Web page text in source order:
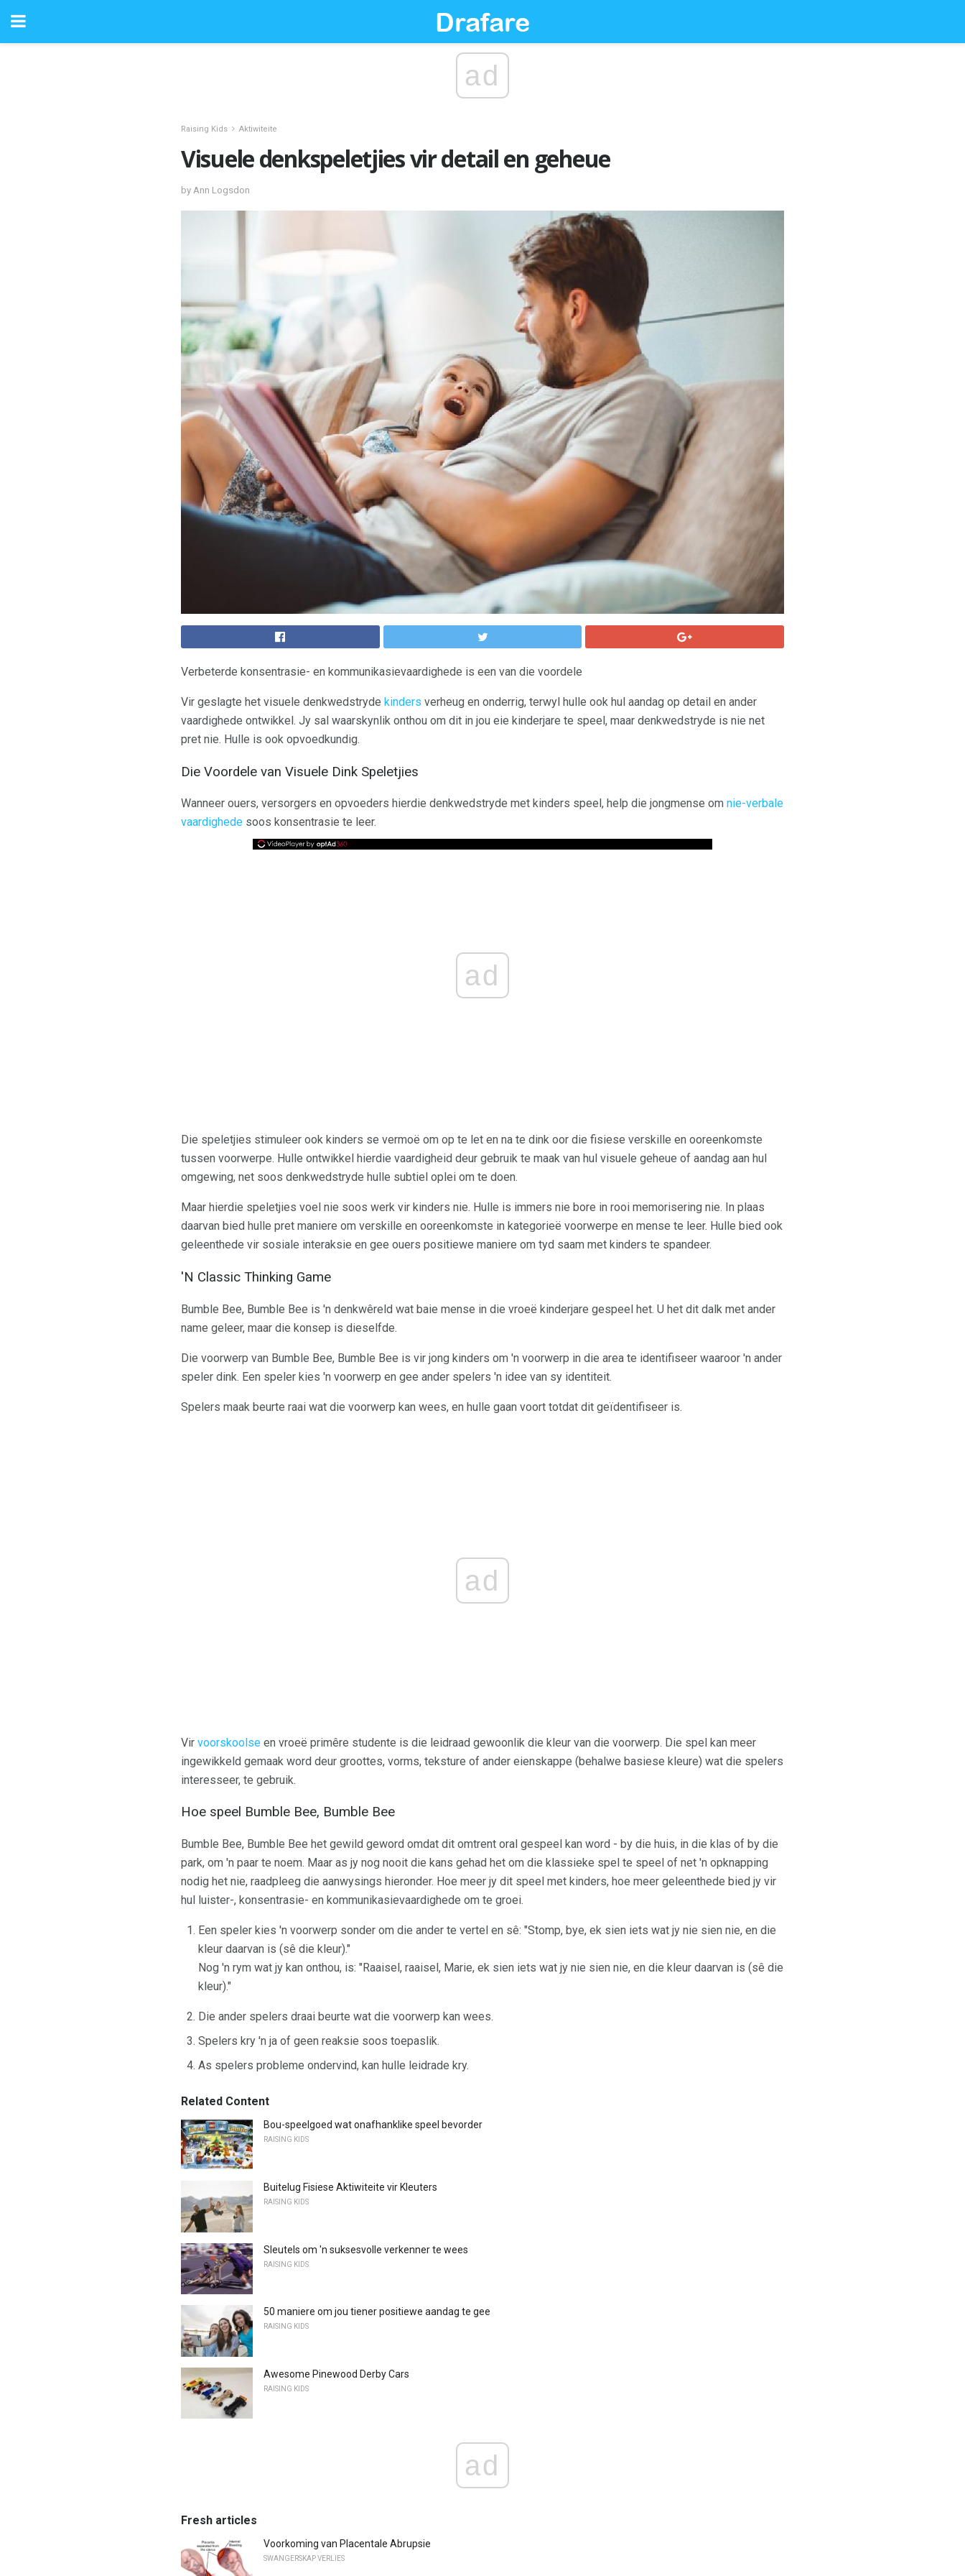
ad
Raising Kids Aktiwiteite
Visuele denkspeletjies vir detail en geheue
by Ann Logsdon
Verbeterde konsentrasie- en kommunikasievaardighede is een van die voordele
Vir geslagte het visuele denkwedstryde kinders verheug en onderrig, terwyl hulle ook hul aandag op detail en ander
vaardighede ontwikkel. Jy sal waarskynlik onthou om dit in jou eie kinderjare te speel, maar denkwedstryde is nie net
pret nie. Hulle is ook opvoedkundig.
Die Voordele van Visuele Dink Speletjies
Wanneer ouers, versorgers en opvoeders hierdie denkwedstryde met kinders speel, help die jongmense om nie-verbale
vaardighede soos konsentrasie te leer.
ad
Die speletjies stimuleer ook kinders se vermoë om op te let en na te dink oor die fisiese verskille en ooreenkomste
tussen voorwerpe. Hulle ontwikkel hierdie vaardigheid deur gebruik te maak van hul visuele geheue of aandag aan hul
omgewing, net soos denkwedstryde hulle subtiel oplei om te doen.
Maar hierdie speletjies voel nie soos werk vir kinders nie. Hulle is immers nie bore in rooi memorisering nie. In plaas
daarvan bied hulle pret maniere om verskille en ooreenkomste in kategorieë voorwerpe en mense te leer. Hulle bied ook
geleenthede vir sosiale interaksie en gee ouers positiewe maniere om tyd saam met kinders te spandeer.
'N Classic Thinking Game
Bumble Bee, Bumble Bee is 'n denkwêreld wat baie mense in die vroeë kinderjare gespeel het. U het dit dalk met ander
name geleer, maar die konsep is dieselfde.
Die voorwerp van Bumble Bee, Bumble Bee is vir jong kinders om 'n voorwerp in die area te identifiseer waaroor 'n ander
speler dink. Een speler kies 'n voorwerp en gee ander spelers 'n idee van sy identiteit.
Spelers maak beurte raai wat die voorwerp kan wees, en hulle gaan voort totdat dit geïdentifiseer is.
ad
Vir voorskoolse en vroeë primêre studente is die leidraad gewoonlik die kleur van die voorwerp. Die spel kan meer
ingewikkeld gemaak word deur groottes, vorms, teksture of ander eienskappe (behalwe basiese kleure) wat die spelers
interesseer, te gebruik.
Hoe speel Bumble Bee, Bumble Bee
Bumble Bee, Bumble Bee het gewild geword omdat dit omtrent oral gespeel kan word - by die huis, in die klas of by die
park, om 'n paar te noem. Maar as jy nog nooit die kans gehad het om die klassieke spel te speel of net 'n opknapping
nodig het nie, raadpleeg die aanwysings hieronder. Hoe meer jy dit speel met kinders, hoe meer geleenthede bied jy vir
hul luister-, konsentrasie- en kommunikasievaardighede om te groei.
Een speler kies 'n voorwerp sonder om die ander te vertel en sê: "Stomp, bye, ek sien iets wat jy nie sien nie, en die
kleur daarvan is (sê die kleur)."
Nog 'n rym wat jy kan onthou, is: "Raaisel, raaisel, Marie, ek sien iets wat jy nie sien nie, en die kleur daarvan is (sê die
kleur)."
Die ander spelers draai beurte wat die voorwerp kan wees.
Spelers kry 'n ja of geen reaksie soos toepaslik.
As spelers probleme ondervind, kan hulle leidrade kry.
Related Content
Bou-speelgoed wat onafhanklike speel bevorder
RAISING KIDS
Buitelug Fisiese Aktiwiteite vir Kleuters
RAISING KIDS
Sleutels om 'n suksesvolle verkenner te wees
RAISING KIDS
50 maniere om jou tiener positiewe aandag te gee
RAISING KIDS
Awesome Pinewood Derby Cars
RAISING KIDS
ad
Fresh articles
Voorkoming van Placentale Abrupsie
SWANGERSKAP VERLIES